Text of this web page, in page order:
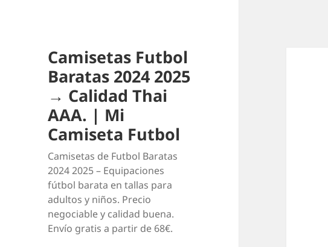
Camisetas Futbol
Baratas 2024 2025
→ Calidad Thai
AAA. | Mi
Camiseta Futbol
Camisetas de Futbol Baratas
2024 2025 – Equipaciones
fútbol barata en tallas para
adultos y niños. Precio
negociable y calidad buena.
Envío gratis a partir de 68€.